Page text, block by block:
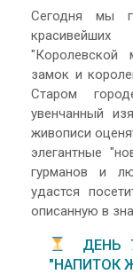
Сегодня мы
"Королевской
замок и
Старом
увенчанный
живописи
элегантные
гурманов и
удастся
описанную в
ДЕНЬ
"НАПИТОК